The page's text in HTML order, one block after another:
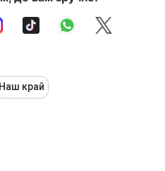
Наш край